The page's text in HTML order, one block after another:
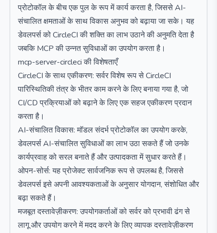
प्रोटोकॉल के बीच एक पुल के रूप में कार्य करता है, जिससे AI-
संचालित क्षमताओं के साथ विकास अनुभव को बढ़ाया जा सके। यह
डेवलपर्स को CircleCI की शक्ति का लाभ उठाने की अनुमति देता है
जबकि MCP की उन्नत सुविधाओं का उपयोग करता है।
mcp-server-circleci की विशेषताएँ
CircleCI के साथ एकीकरण: सर्वर विशेष रूप से CircleCI
पारिस्थितिकी तंत्र के भीतर काम करने के लिए बनाया गया है, जो
CI/CD प्रक्रियाओं को बढ़ाने के लिए एक सहज एकीकरण प्रदान
करता है।
AI-संचालित विकास: मॉडल संदर्भ प्रोटोकॉल का उपयोग करके,
डेवलपर्स AI-संचालित सुविधाओं का लाभ उठा सकते हैं जो उनके
कार्यप्रवाह को सरल बनाते हैं और उत्पादकता में सुधार करते हैं।
ओपन-सोर्स: यह प्रोजेक्ट सार्वजनिक रूप से उपलब्ध है, जिससे
डेवलपर्स इसे अपनी आवश्यकताओं के अनुसार योगदान, संशोधित और
बढ़ा सकते हैं।
मजबूत दस्तावेज़ीकरण: उपयोगकर्ताओं को सर्वर को प्रभावी ढंग से
लागू और उपयोग करने में मदद करने के लिए व्यापक दस्तावेज़ीकरण